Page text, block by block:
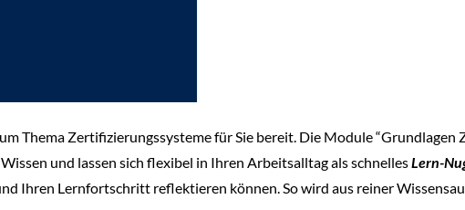
Thema Zertifizierungssysteme für Sie bereit. Die Module “Grundlagen
und lassen sich flexibel in Ihren Arbeitsalltag als schnellesLern-
Ihren Lernfortschritt reflektieren können. So wird aus reiner